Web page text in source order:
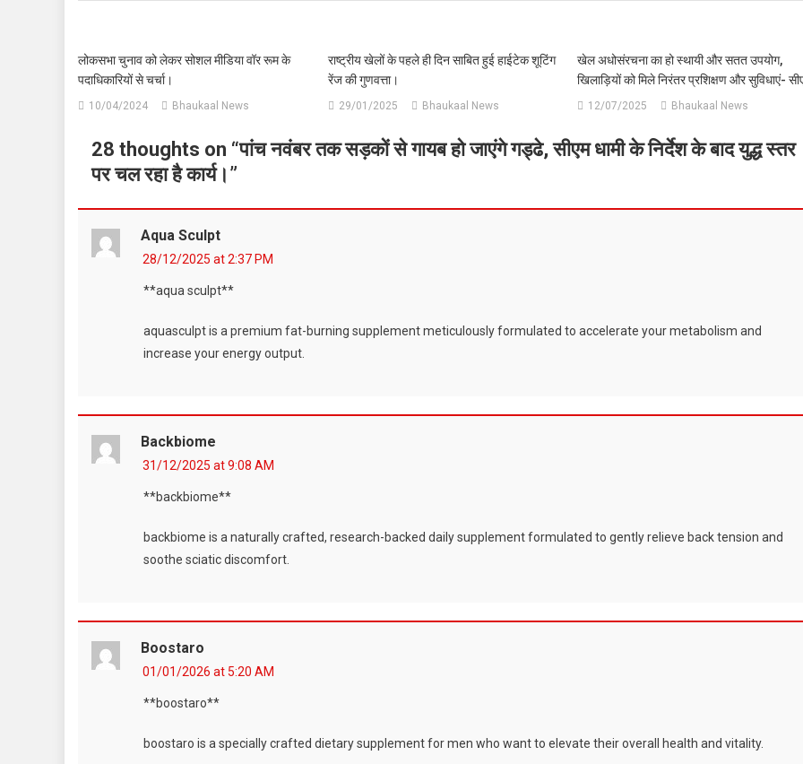
लोकसभा चुनाव को लेकर सोशल मीडिया वॉर रूम के
पदाधिकारियों से चर्चा।
10/04/2024 Bhaukaal News
राष्ट्रीय खेलों के पहले ही दिन साबित हुई हाईटेक शूटिंग
रेंज की गुणवत्ता।
29/01/2025 Bhaukaal News
खेल अधोसंरचना का हो स्थायी और सतत उपयोग,
खिलाड़ियों को मिले निरंतर प्रशिक्षण और सुविधाएं-
12/07/2025 Bhaukaal News
28 thoughts on “पांच नवंबर तक सड़कों से गायब हो जाएंगे गड्ढे, सीएम धामी के निर्देश के बाद युद्ध स्तर
पर चल रहा है कार्य। ”
Aqua Sculpt
28/12/2025 at 2:37 PM
**aqua sculpt**
aquasculpt is a premium fat-burning supplement meticulously formulated to accelerate your metabolism and
increase your energy output.
Backbiome
31/12/2025 at 9:08 AM
**backbiome**
backbiome is a naturally crafted, research-backed daily supplement formulated to gently relieve back tension and
soothe sciatic discomfort.
Boostaro
01/01/2026 at 5:20 AM
**boostaro**
boostaro is a specially crafted dietary supplement for men who want to elevate their overall health and vitality.